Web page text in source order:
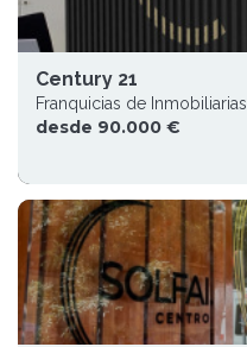
Century 21
Franquicias de Inmobiliarias
desde 90.000 €